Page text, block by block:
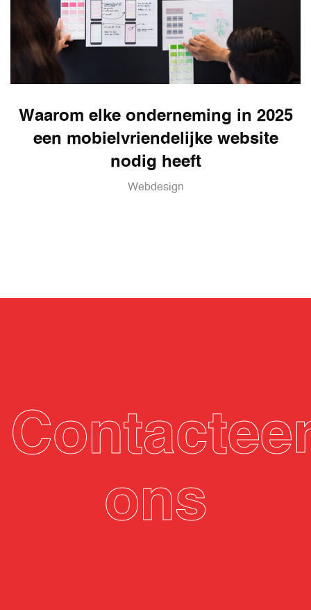
Waarom elke onderneming in 2025
een mobielvriendelijke website
nodig heeft
Webdesign
ons